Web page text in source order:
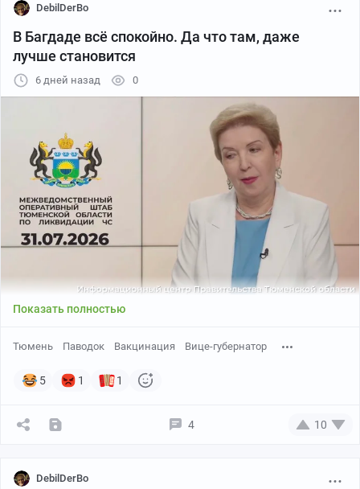
DebilDerBo
В Багдаде всё спокойно. Да что там, даже
лучше становится
6 дней назад 0
Показать полностью
Тюмень Паводок Вакцинация Вице-губернатор
5 1 1
4 10
DebilDerBo